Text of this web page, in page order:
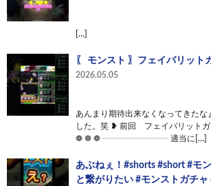
[…]
〖 モンスト 〗フェイバリット
2026.05.05
あんまり期待出来なくなってきたな
した。笑 ❥ 前回 フェイバリッ
❁ ❁ ❁ ┈┈┈┈┈┈┈┈ 適当に[…]
あぶねぇ！#shorts #short #モ
と繋がりたい #モンストガチャ